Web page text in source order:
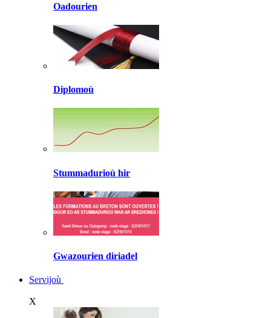
Oadourien
Diplomoù
Stummadurioù hir
Gwazourien diriadel
Servijoù
X